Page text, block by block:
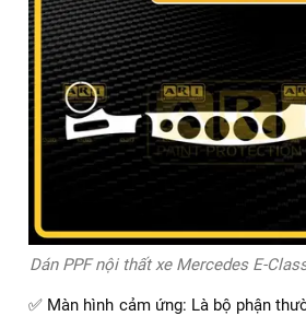
Dán PPF nội thất xe Mercedes E-
✅ Màn hình cảm ứng: Là bộ phận